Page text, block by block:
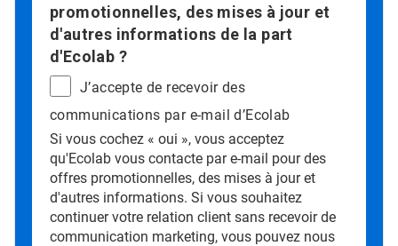
promotionnelles, des mises à jour et
d'autres informations de la part
d'Ecolab ?
J’accepte de recevoir des
communications par e-mail d’Ecolab
Si vous cochez « oui », vous acceptez
qu'Ecolab vous contacte par e-mail pour des
offres promotionnelles, des mises à jour et
d'autres informations. Si vous souhaitez
continuer votre relation client sans recevoir de
communication marketing, vous pouvez nous